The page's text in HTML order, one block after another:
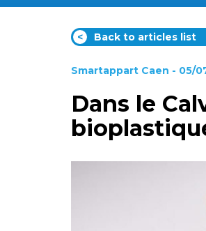
< Back to articles list
Smartappart Caen - 05/
Dans le